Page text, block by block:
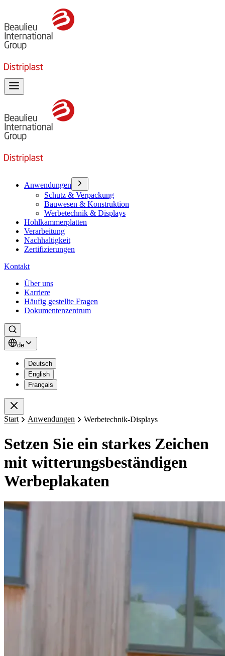
Anwendungen
Schutz & Verpackung
Bauwesen & Konstruktion
Werbetechnik & Displays
Hohlkammerplatten
Verarbeitung
Nachhaltigkeit
Zertifizierungen
Kontakt
Über uns
Karriere
Häufig gestellte Fragen
Dokumentenzentrum
de
Deutsch
English
Français
Start Anwendungen Werbetechnik-Displays
Setzen Sie ein starkes Zeichen
mit witterungsbeständigen
Werbeplakaten